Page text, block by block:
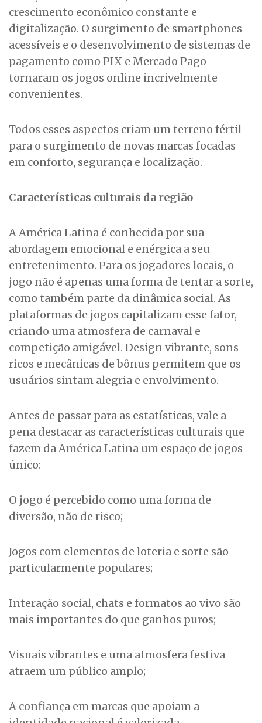
crescimento econômico constante e
digitalização. O surgimento de smartphones
acessíveis e o desenvolvimento de sistemas de
pagamento como PIX e Mercado Pago
tornaram os jogos online incrivelmente
convenientes.
Todos esses aspectos criam um terreno fértil
para o surgimento de novas marcas focadas
em conforto, segurança e localização.
Características culturais da região
A América Latina é conhecida por sua
abordagem emocional e enérgica a seu
entretenimento. Para os jogadores locais, o
jogo não é apenas uma forma de tentar a sorte,
como também parte da dinâmica social. As
plataformas de jogos capitalizam esse fator,
criando uma atmosfera de carnaval e
competição amigável. Design vibrante, sons
ricos e mecânicas de bônus permitem que os
usuários sintam alegria e envolvimento.
Antes de passar para as estatísticas, vale a
pena destacar as características culturais que
fazem da América Latina um espaço de jogos
único:
O jogo é percebido como uma forma de
diversão, não de risco;
Jogos com elementos de loteria e sorte são
particularmente populares;
Interação social, chats e formatos ao vivo são
mais importantes do que ganhos puros;
Visuais vibrantes e uma atmosfera festiva
atraem um público amplo;
A confiança em marcas que apoiam a